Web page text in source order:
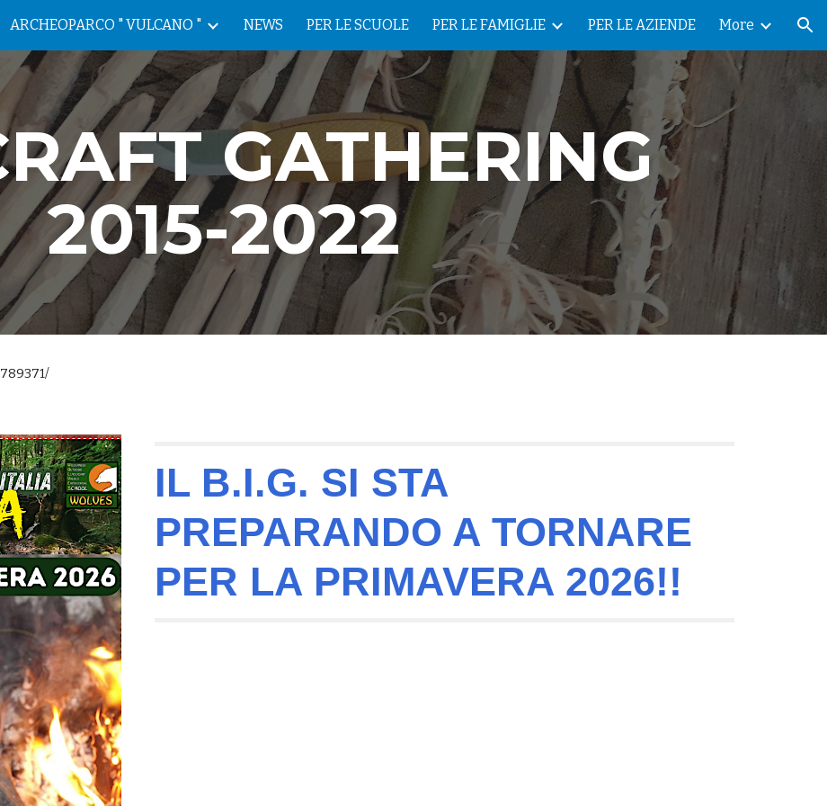
Skip to main content Skip to navigation
ARCHEOPARCO " VULCANO " NEWS PER LE SCUOLE PER LE FAMIGLIE PER LE AZIENDE More
GATHERING
2015-2022
IL B.I.G. SI STA
PREPARANDO A TORNARE
PER LA PRIMAVERA 2026!!